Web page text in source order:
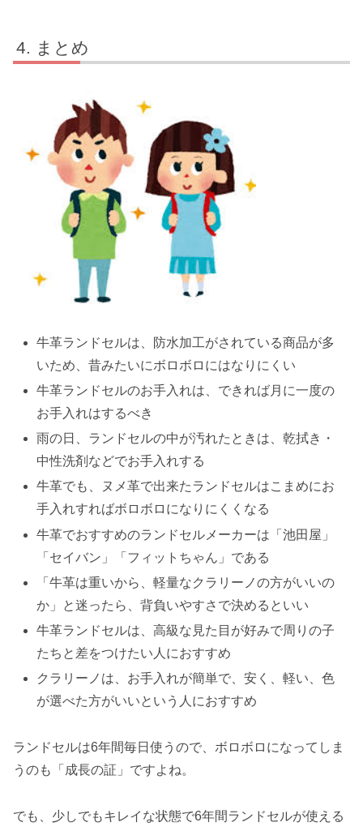
まとめ
牛革ランドセルは、防水加工がされている商品が多
いため、昔みたいにボロボロにはなりにくい
牛革ランドセルのお手入れは、できれば月に一度の
お手入れはするべき
雨の日、ランドセルの中が汚れたときは、乾拭き・
中性洗剤などでお手入れする
牛革でも、ヌメ革で出来たランドセルはこまめにお
手入れすればボロボロになりにくくなる
牛革でおすすめのランドセルメーカーは「池田屋」
「セイバン」「フィットちゃん」である
「牛革は重いから、軽量なクラリーノの方がいいの
か」と迷ったら、背負いやすさで決めるといい
牛革ランドセルは、高級な見た目が好みで周りの子
たちと差をつけたい人におすすめ
クラリーノは、お手入れが簡単で、安く、軽い、色
が選べた方がいいという人におすすめ
ランドセルは6年間毎日使うので、ボロボロになってしま
うのも「成長の証」ですよね。
でも、少しでもキレイな状態で6年間ランドセルが使える